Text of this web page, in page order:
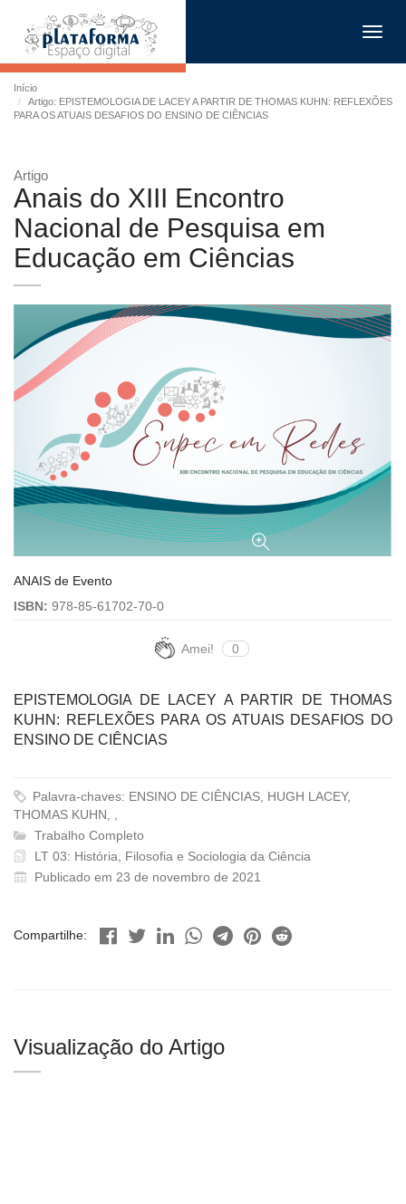
Início
Artigo: EPISTEMOLOGIA DE LACEY A PARTIR DE THOMAS KUHN: REFLEXÕES
PARA OS ATUAIS DESAFIOS DO ENSINO DE CIÊNCIAS
Artigo
Anais do XIII Encontro
Nacional de Pesquisa em
Educação em Ciências
ANAIS de Evento
ISBN: 978-85-61702-70-0
Amei! 0
EPISTEMOLOGIA DE LACEY A PARTIR DE THOMAS
KUHN: REFLEXÕES PARA OS ATUAIS DESAFIOS DO
ENSINO DE CIÊNCIAS
Palavra-chaves: ENSINO DE CIÊNCIAS, HUGH LACEY,
THOMAS KUHN, ,
Trabalho Completo
LT 03: História, Filosofia e Sociologia da Ciência
Publicado em 23 de novembro de 2021
Compartilhe:
Visualização do Artigo